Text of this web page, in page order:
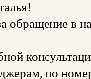
обращение в
по